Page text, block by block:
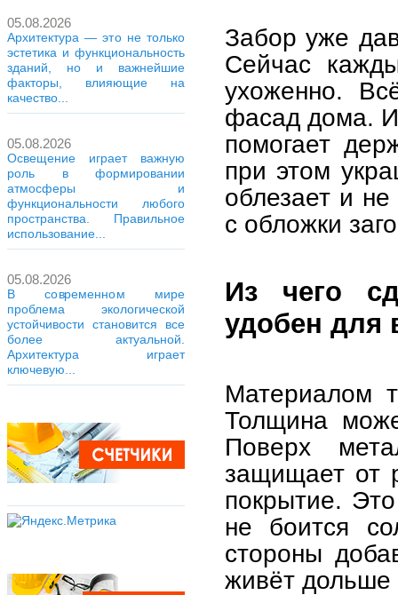
05.08.2026
Архитектура — это не только
эстетика и функциональность
зданий, но и важнейшие
факторы, влияющие на
качество...
05.08.2026
Освещение играет важную
роль в формировании
атмосферы и
функциональности любого
пространства. Правильное
использование...
05.08.2026
В современном мире
проблема экологической
устойчивости становится все
более актуальной.
Архитектура играет
ключевую...
Забор уже
Сейчас
ухоженно.
фасад дома. И
помогает
при этом
облезает и
с обложки
Из чего
удобен для
Материалом
Толщина
Поверх
защищает от
покрытие.
не боится
стороны
живёт дольше